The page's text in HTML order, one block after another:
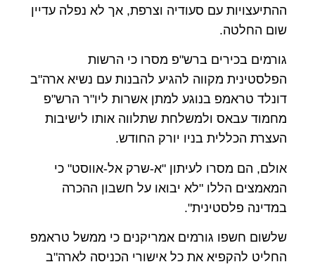
ההתיעצויות עם סעודיה וצרפת, אך לא נפלה עדיין
שום החלטה.
גורמים בכירים ברש"פ מסרו כי הרשות
הפלסטינית מקווה להגיע להבנות עם נשיא ארה"ב
דונלד טראמפ בנוגע למתן אשרות ליו"ר הרש"פ
מחמוד עבאס ולמשלחת שתלווה אותו לישיבות
העצרת הכללית בניו יורק החודש.
אולם, הם מסרו לעיתון "א-שרק אל-אווסט" כי
המאמצים הללו "לא יבואו על חשבון ההכרה
במדינה פלסטינית".
שלשום חשפו גורמים אמריקנים כי ממשל טראמפ
החליט להקפיא את כל אישורי הכניסה לארה"ב